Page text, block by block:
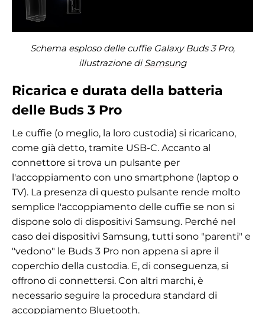
Schema esploso delle cuffie Galaxy Buds 3 Pro,
illustrazione diSamsung
Ricarica e durata della batteria
delle Buds 3 Pro
Le cuffie (o meglio, la loro custodia) si ricaricano,
come già detto, tramite USB-C. Accanto al
connettore si trova un pulsante per
l'accoppiamento con uno smartphone (laptop o
TV). La presenza di questo pulsante rende molto
semplice l'accoppiamento delle cuffie se non si
dispone solo di dispositivi Samsung. Perché nel
caso dei dispositivi Samsung, tutti sono "parenti" e
"vedono" le Buds 3 Pro non appena si apre il
coperchio della custodia. E, di conseguenza, si
offrono di connettersi. Con altri marchi, è
necessario seguire la procedura standard di
accoppiamento Bluetooth.